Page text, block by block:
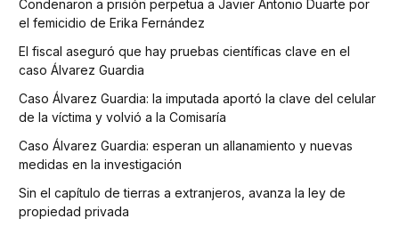
Condenaron a prisión perpetua a Javier Antonio Duarte por
el femicidio de Erika Fernández
El fiscal aseguró que hay pruebas científicas clave en el
caso Álvarez Guardia
Caso Álvarez Guardia: la imputada aportó la clave del celular
de la víctima y volvió a la Comisaría
Caso Álvarez Guardia: esperan un allanamiento y nuevas
medidas en la investigación
Sin el capítulo de tierras a extranjeros, avanza la ley de
propiedad privada